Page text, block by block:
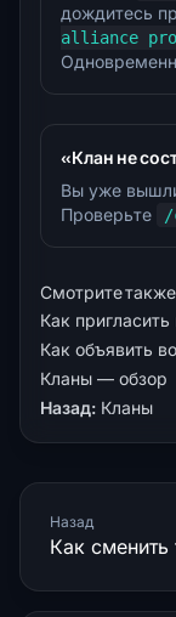
дождитесь
alliance
«Клан не
Вы уже
Проверьте
/
Смотрите также
Как пригласить
Как объявить
Кланы — обзор
Назад: Кланы
Назад
Как сменить